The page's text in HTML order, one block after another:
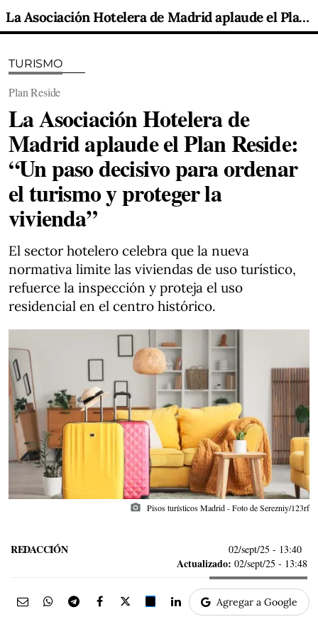
La Asociación Hotelera de Madrid aplaude el Plan Reside: “Un paso decisivo para ordenar el turismo y proteger la vivienda”
TURISMO
Plan Reside
La Asociación Hotelera de
Madrid aplaude el Plan Reside:
“Un paso decisivo para ordenar
el turismo y proteger la
vivienda”
El sector hotelero celebra que la nueva
normativa limite las viviendas de uso turístico,
refuerce la inspección y proteja el uso
residencial en el centro histórico.
photo_camera Pisos turísticos Madrid - Foto de Serezniy/123rf
REDACCIÓN 02/sept/25 - 13:40
Actualizado: 02/sept/25 - 13:48
Agregar a Google